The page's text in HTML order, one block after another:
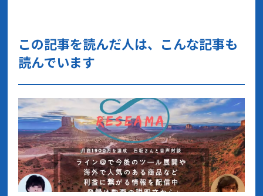
この記事を読んだ人は、こんな記事も
読んでいます